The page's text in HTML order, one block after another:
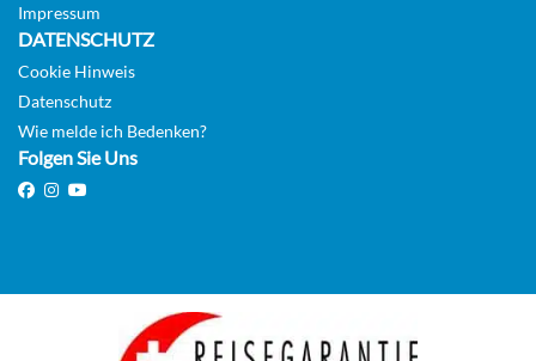
Ocean View Balcony Quad Gty-[XQ]
Balkonkabine
Kabine mit Meerblick
Impressum
DATENSCHUTZ
Cookie Hinweis
Datenschutz
Wie melde ich Bedenken?
Folgen Sie Uns